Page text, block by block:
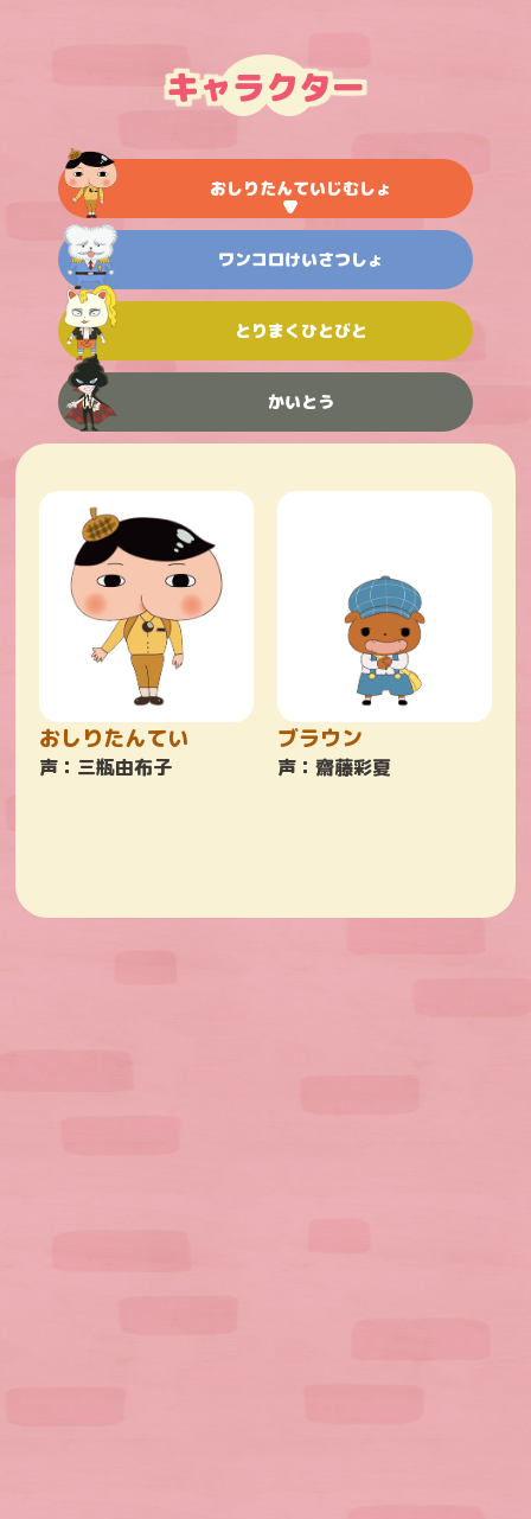
キャラクター
おしりたんていじむしょ
ワンコロけいさつしょ
とりまくひとびと
かいとう
おしりたんてい
声：三瓶由布子
ブラウン
声：齋藤彩夏